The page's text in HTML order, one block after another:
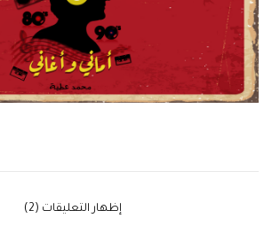
‫إظهار التعليقات (2)